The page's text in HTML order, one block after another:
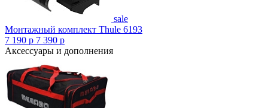
sale
Монтажный комплект Thule 6193
7 190 p 7 390 p
Аксессуары и дополнения